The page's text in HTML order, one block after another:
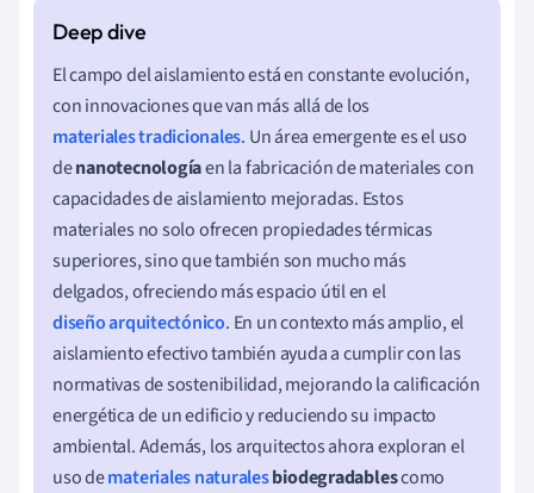
El campo del aislamiento está en constante evolución,
con innovaciones que van más allá de los
materiales tradicionales. Un área emergente es el uso
denanotecnologíaen la fabricación de materiales con
capacidades de aislamiento mejoradas. Estos
materiales no solo ofrecen propiedades térmicas
superiores, sino que también son mucho más
delgados, ofreciendo más espacio útil en el
diseño arquitectónico. En un contexto más amplio, el
aislamiento efectivo también ayuda a cumplir con las
normativas de sostenibilidad, mejorando la calificación
energética de un edificio y reduciendo su impacto
ambiental. Además, los arquitectos ahora exploran el
uso demateriales naturalesbiodegradablescomo